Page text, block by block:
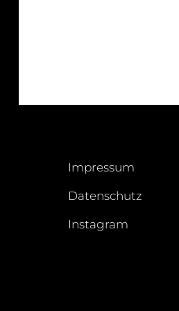
Impressum
Datenschutz
Instagram